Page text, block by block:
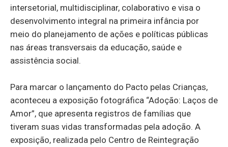
intersetorial, multidisciplinar, colaborativo e visa o
desenvolvimento integral na primeira infância por
meio do planejamento de ações e políticas públicas
nas áreas transversais da educação, saúde e
assistência social.
Para marcar o lançamento do Pacto pelas Crianças,
aconteceu a exposição fotográfica “Adoção: Laços de
Amor”, que apresenta registros de famílias que
tiveram suas vidas transformadas pela adoção. A
exposição, realizada pelo Centro de Reintegração